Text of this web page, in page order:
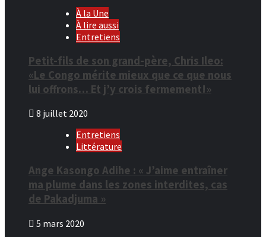
À la Une
À lire aussi
Entretiens
Petit-fils de son grand-père, Chris Ileo:
«Le Congo mérite mieux que ce que nous
lui offrons… Et j’y crois fermement!»
8 juillet 2020
Entretiens
Littérature
Ange Kasongo Adihe : « J’aime entraîner
ma plume dans les zones interdites, cas
de Pakadjuma »
5 mars 2020